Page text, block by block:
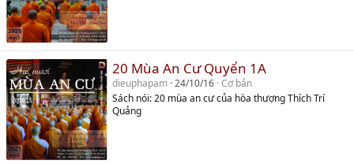
20 Mùa An Cư Quyển 1A
dieuphapam 24/10/16 Cơ bản
Sách nói: 20 mùa an cư của hòa thượng Thích Trí
Quảng